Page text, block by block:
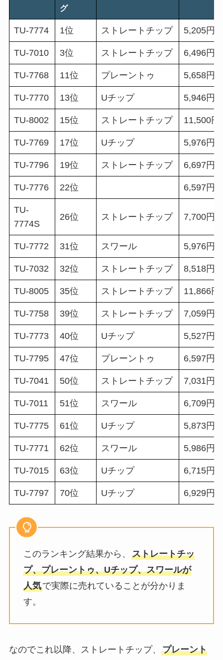
グ
TU-7774 1位 ストレートチップ 5,205円
TU-7010 3位 ストレートチップ 6,496円
TU-7768 11位 プレーントゥ 5,658円
TU-7770 13位 Uチップ 5,946円
TU-8002 15位 ストレートチップ 11,500円
TU-7769 17位 Uチップ 5,976円
TU-7796 19位 ストレートチップ 6,697円
TU-7776 22位 6,597円
TU-
7774S
26位 ストレートチップ 7,700円
TU-7772 31位 スワール 5,976円
TU-7032 32位 ストレートチップ 8,518円
TU-8005 35位 ストレートチップ 11,866円
TU-7758 39位 ストレートチップ 7,059円
TU-7773 40位 Uチップ 5,527円
TU-7795 47位 プレーントゥ 6,597円
TU-7041 50位 ストレートチップ 7,031円
TU-7011 51位 スワール 6,709円
TU-7775 61位 Uチップ 5,873円
TU-7771 62位 スワール 5,986円
TU-7015 63位 Uチップ 6,715円
TU-7797 70位 Uチップ 6,929円
このランキング結果から、 ストレートチッ
プ、プレーントゥ、Uチップ、スワールが
人気で実際に売れていることが分かりま
す。
なのでこれ以降、ストレートチップ、 プレーント